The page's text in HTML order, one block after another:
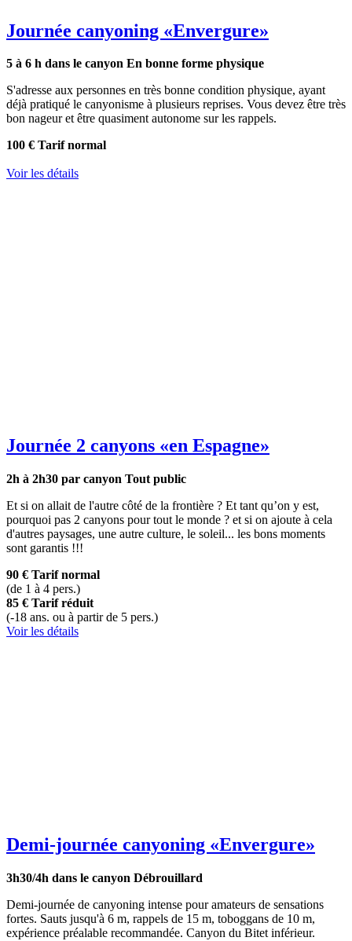
Journée canyoning «Envergure»
5 à 6 h dans le canyon En bonne forme physique
S'adresse aux personnes en très bonne condition physique, ayant
déjà pratiqué le canyonisme à plusieurs reprises. Vous devez être très
bon nageur et être quasiment autonome sur les rappels.
100 € Tarif normal
Voir les détails
Journée 2 canyons «en Espagne»
2h à 2h30 par canyon Tout public
Et si on allait de l'autre côté de la frontière ? Et tant qu’on y est,
pourquoi pas 2 canyons pour tout le monde ? et si on ajoute à cela
d'autres paysages, une autre culture, le soleil... les bons moments
sont garantis !!!
90 € Tarif normal
(de 1 à 4 pers.)
85 € Tarif réduit
(-18 ans. ou à partir de 5 pers.)
Voir les détails
Demi-journée canyoning «Envergure»
3h30/4h dans le canyon Débrouillard
Demi-journée de canyoning intense pour amateurs de sensations
fortes. Sauts jusqu'à 6 m, rappels de 15 m, toboggans de 10 m,
expérience préalable recommandée. Canyon du Bitet inférieur.